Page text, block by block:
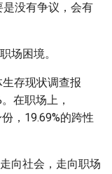
是没有争议，会有
场困境。
存现状调查报
在职场上，
，19.69%的跨性
向社会，走向职场